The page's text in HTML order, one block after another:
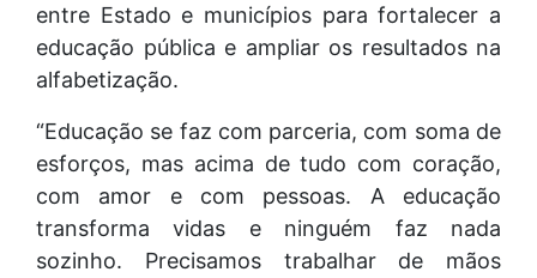
entre Estado e municípios para fortalecer a
educação pública e ampliar os resultados na
alfabetização.
“Educação se faz com parceria, com soma de
esforços, mas acima de tudo com coração,
com amor e com pessoas. A educação
transforma vidas e ninguém faz nada
sozinho. Precisamos trabalhar de mãos